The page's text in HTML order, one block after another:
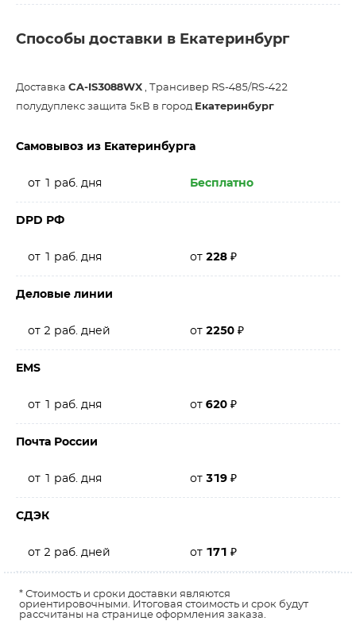
Способы доставки в Екатеринбург
Доставка CA-IS3088WX , Трансивер RS-485/RS-422
полудуплекс защита 5кВ в город Екатеринбург
Самовывоз из Екатеринбурга
от 1 раб. дня Бесплатно
DPD РФ
от 1 раб. дня от 228 ₽
Деловые линии
от 2 раб. дней от 2250 ₽
EMS
от 1 раб. дня от 620 ₽
Почта России
от 1 раб. дня от 319 ₽
СДЭК
от 2 раб. дней от 171 ₽
* Стоимость и сроки доставки являются
ориентировочными. Итоговая стоимость и срок будут
рассчитаны на странице оформления заказа.